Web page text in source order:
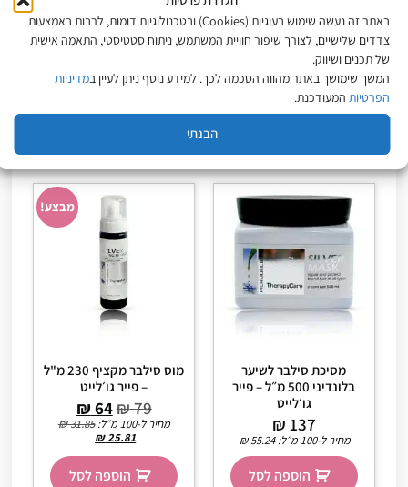
באתר זה נעשה שימוש בעוגיות (Cookies) ובטכנולוגיות דומות, לרבות באמצעות
צדדים שלישיים, לצורך שיפור חוויית המשתמש, ניתוח סטטיסטי, התאמה אישית
של תכנים ושיווק.
המשך שימושך באתר מהווה הסכמה לכך. למידע נוסף ניתן לעיין במדיניות
הפרטיותהמעודכנת.
הבנתי
מסכת גולד קרטין לשיער
יבש וצבוע 500 מ”ל – פייר
ג`ולייט Pier jouliet
₪139
מחיר ל-100 מ״ל: ₪27.80
₪24
הוספה לסל
קרם לחות קרטין לשיער
צבוע יבש ופגום 500 מ"ל –
פייר ג'ולייט
מחיר ל-100 מ״ל: ₪12.60
הוספה לסל
מסיכת סילבר לשיער
בלונדיני 500 מ״ל – פייר
גו׳לייט
₪ 137
מחיר ל-100 מ״ל: ₪55.24
הוספה לסל
מבצע!
מוס סילבר מקציף 230 מ"ל
– פייר גו׳לייט
₪79
₪64
מחיר ל-100 מ״ל: ₪31.85
₪25.81
הוספה לסל